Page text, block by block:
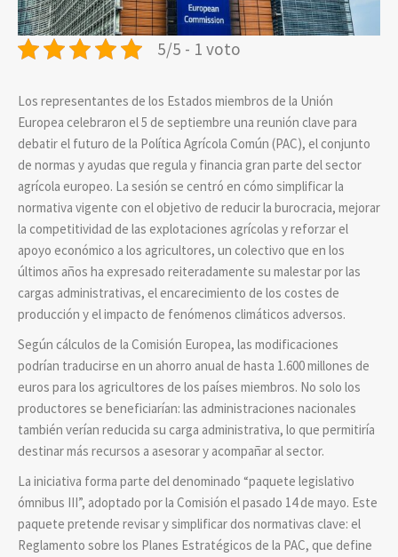
5/5 - 1 voto
Los representantes de los Estados miembros de la Unión
Europea celebraron el 5 de septiembre una reunión clave para
debatir el futuro de la Política Agrícola Común (PAC), el conjunto
de normas y ayudas que regula y financia gran parte del sector
agrícola europeo. La sesión se centró en cómo simplificar la
normativa vigente con el objetivo de reducir la burocracia, mejorar
la competitividad de las explotaciones agrícolas y reforzar el
apoyo económico a los agricultores, un colectivo que en los
últimos años ha expresado reiteradamente su malestar por las
cargas administrativas, el encarecimiento de los costes de
producción y el impacto de fenómenos climáticos adversos.
Según cálculos de la Comisión Europea, las modificaciones
podrían traducirse en un ahorro anual de hasta 1.600 millones de
euros para los agricultores de los países miembros. No solo los
productores se beneficiarían: las administraciones nacionales
también verían reducida su carga administrativa, lo que permitiría
destinar más recursos a asesorar y acompañar al sector.
La iniciativa forma parte del denominado “paquete legislativo
ómnibus III”, adoptado por la Comisión el pasado 14 de mayo. Este
paquete pretende revisar y simplificar dos normativas clave: el
Reglamento sobre los Planes Estratégicos de la PAC, que define